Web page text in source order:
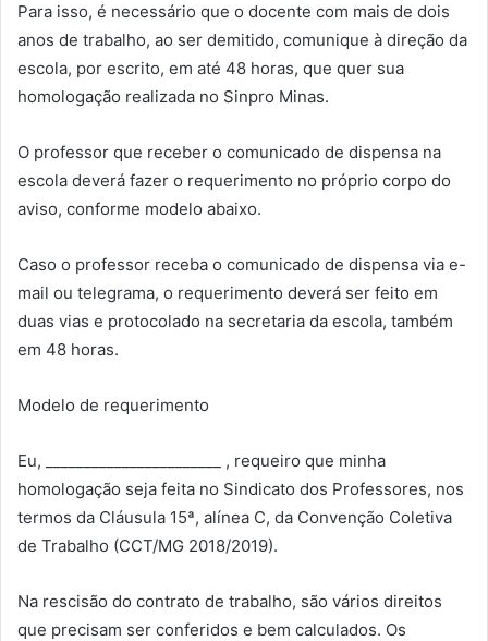
Para isso, é necessário que o docente com mais de dois
anos de trabalho, ao ser demitido, comunique à direção da
escola, por escrito, em até 48 horas, que quer sua
homologação realizada no Sinpro Minas.
O professor que receber o comunicado de dispensa na
escola deverá fazer o requerimento no próprio corpo do
aviso, conforme modelo abaixo.
Caso o professor receba o comunicado de dispensa via e-
mail ou telegrama, o requerimento deverá ser feito em
duas vias e protocolado na secretaria da escola, também
em 48 horas.
Modelo de requerimento
Eu, _______________________ , requeiro que minha
homologação seja feita no Sindicato dos Professores, nos
termos da Cláusula 15ª, alínea C, da Convenção Coletiva
de Trabalho (CCT/MG 2018/2019).
Na rescisão do contrato de trabalho, são vários direitos
que precisam ser conferidos e bem calculados. Os